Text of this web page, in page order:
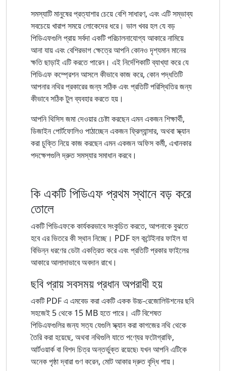
সমস্যাটি মানুষের প্রত্যাশার চেয়ে বেশি সাধারণ, এবং এটি সম্ভাব্য
সবচেয়ে খারাপ সময়ে লোকেদের ধরে। ভাল খবর হল যে বড়
পিডিএফগুলি প্রায় সর্বদা একটি পরিচালনাযোগ্য আকারে নামিয়ে
আনা যায় এবং বেশিরভাগ ক্ষেত্রে আপনি কোনও দৃশ্যমান মানের
ক্ষতি ছাড়াই এটি করতে পারেন। এই নির্দেশিকাটি ব্যাখ্যা করে যে
পিডিএফ কম্প্রেশন আসলে কীভাবে কাজ করে, কোন পদ্ধতিটি
আপনার নথির প্রকারের জন্য সঠিক এবং প্রতিটি পরিস্থিতির জন্য
কীভাবে সঠিক টুল ব্যবহার করতে হয়।
আপনি থিসিস জমা দেওয়ার চেষ্টা করছেন এমন একজন শিক্ষার্থী,
ডিজাইন পোর্টফোলিও পাঠাচ্ছেন একজন ফ্রিল্যান্সার, অথবা স্ক্যান
করা চুক্তি নিয়ে কাজ করছেন এমন একজন অফিস কর্মী, এখানকার
পদক্ষেপগুলি দ্রুত সমস্যার সমাধান করবে।
কি একটি পিডিএফ প্রথম স্থানে বড় করে
তোলে
একটি পিডিএফকে কার্যকরভাবে সংকুচিত করতে, আপনাকে বুঝতে
হবে এর ভিতরে কী স্থান নিচ্ছে। PDF হল কন্টেইনার ফাইল যা
বিভিন্ন ধরণের ডেটা একত্রিত করে এবং প্রতিটি প্রকার ফাইলের
আকারে আলাদাভাবে অবদান রাখে।
ছবি প্রায় সবসময় প্রধান অপরাধী হয়
একটি PDF এ এমবেড করা একটি একক উচ্চ-রেজোলিউশনের ছবি
সহজেই 5 থেকে 15 MB হতে পারে। এটি বিশেষত
পিডিএফগুলির জন্য সত্য যেগুলি স্ক্যান করা কাগজের নথি থেকে
তৈরি করা হয়েছে, অথবা নথিগুলি যাতে পণ্যের ফটোগ্রাফি,
আর্টওয়ার্ক বা বিশদ চিত্র অন্তর্ভুক্ত রয়েছে৷ যখন আপনি এটিকে
অনেক পৃষ্ঠা দ্বারা গুণ করেন, মোট আকার দ্রুত বৃদ্ধি পায়।